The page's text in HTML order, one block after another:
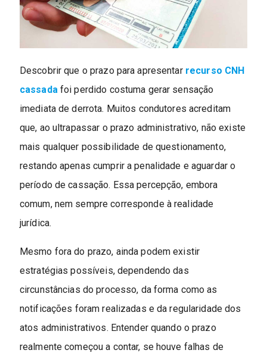
Descobrir que o prazo para apresentar recurso CNH
cassada foi perdido costuma gerar sensação
imediata de derrota. Muitos condutores acreditam
que, ao ultrapassar o prazo administrativo, não existe
mais qualquer possibilidade de questionamento,
restando apenas cumprir a penalidade e aguardar o
período de cassação. Essa percepção, embora
comum, nem sempre corresponde à realidade
jurídica.
Mesmo fora do prazo, ainda podem existir
estratégias possíveis, dependendo das
circunstâncias do processo, da forma como as
notificações foram realizadas e da regularidade dos
atos administrativos. Entender quando o prazo
realmente começou a contar, se houve falhas de